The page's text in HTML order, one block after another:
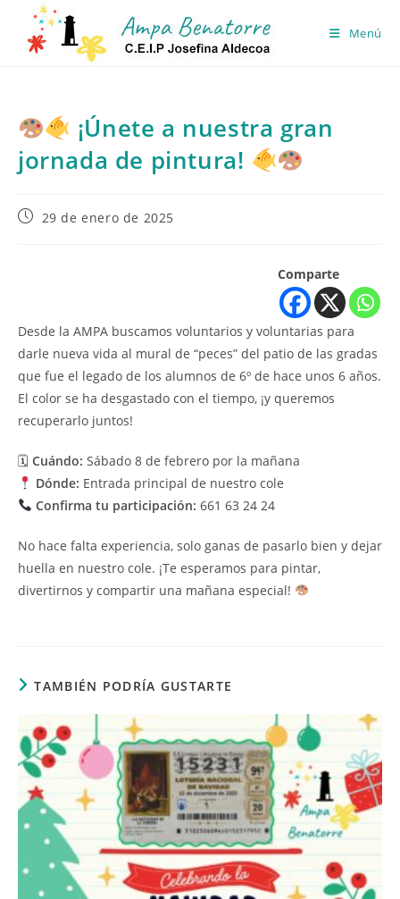
contenido
Menú
¡Únete a nuestra gran
jornada de pintura!
Publicación
29 de enero de 2025
Comparte
Desde la AMPA buscamos voluntarios y voluntarias para
darle nueva vida al mural de “peces” del patio de las gradas
que fue el legado de los alumnos de 6º de hace unos 6 años.
El color se ha desgastado con el tiempo, ¡y queremos
recuperarlo juntos!
🗓 Cuándo: Sábado 8 de febrero por la mañana
Dónde: Entrada principal de nuestro cole
Confirma tu participación: 661 63 24 24
No hace falta experiencia, solo ganas de pasarlo bien y dejar
huella en nuestro cole. ¡Te esperamos para pintar,
divertirnos y compartir una mañana especial!
TAMBIÉN PODRÍA GUSTARTE